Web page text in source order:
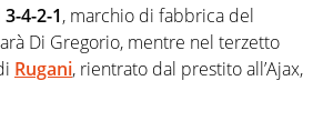
3-4-2-1, marchio di fabbrica del
Di Gregorio, mentre nel terzetto
Rugani, rientrato dal prestito all’Ajax,